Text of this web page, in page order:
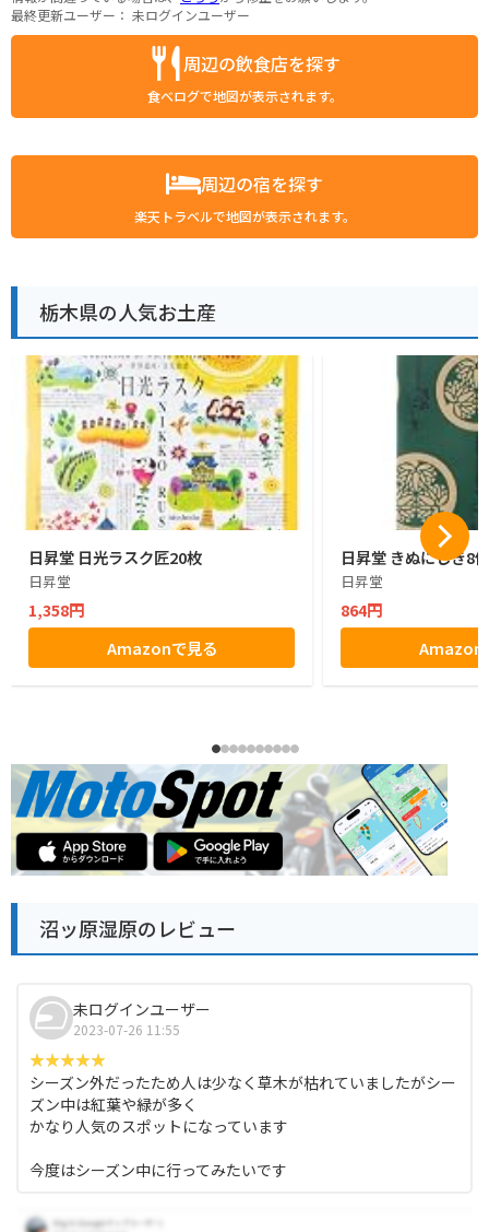
最終更新ユーザー： 未ログインユーザー
周辺の飲食店を探す
食べログで地図が表示されます。
周辺の宿を探す
楽天トラベルで地図が表示されます。
栃木県の人気お土産
日昇堂 日光ラスク匠20枚
日昇堂
1,358円
Amazonで見る
日昇堂 きぬにしき8個
日昇堂
864円
Amazon
沼ッ原湿原のレビュー
未ログインユーザー
2023-07-26 11:55
シーズン外だったため人は少なく草木が枯れていましたがシー
ズン中は紅葉や緑が多く
かなり人気のスポットになっています
今度はシーズン中に行ってみたいです